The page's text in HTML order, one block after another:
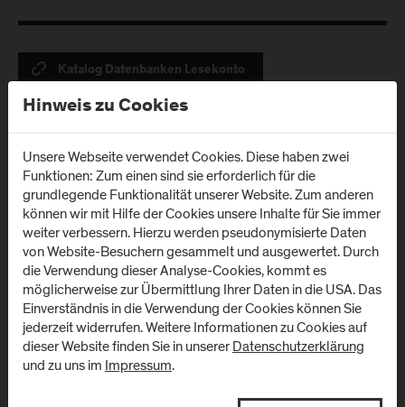
Katalog Datenbanken Lesekonto
Standorte
Campus Urstein/
Wissenspark
Urstein Süd 1
A-5412Puch/Salzburg
Campus Kuchl
Markt 136a
A-5431Kuchl
Hinweis zu Cookies
Unsere Webseite verwendet Cookies. Diese haben zwei
Funktionen: Zum einen sind sie erforderlich für die
grundlegende Funktionalität unserer Website. Zum anderen
können wir mit Hilfe der Cookies unsere Inhalte für Sie immer
weiter verbessern. Hierzu werden pseudonymisierte Daten
von Website-Besuchern gesammelt und ausgewertet. Durch
die Verwendung dieser Analyse-Cookies, kommt es
möglicherweise zur Übermittlung Ihrer Daten in die USA. Das
Einverständnis in die Verwendung der Cookies können Sie
jederzeit widerrufen. Weitere Informationen zu Cookies auf
dieser Website finden Sie in unsererDatenschutzerklärung
und zu uns im Impressum.